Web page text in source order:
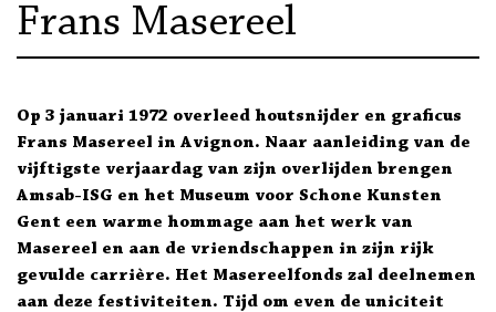
Frans Masereel
Op 3 januari 1972 overleed houtsnijder en graficus
Frans Masereel in Avignon. Naar aanleiding van de
vijftigste verjaardag van zijn overlijden brengen
Amsab-ISG en het Museum voor Schone Kunsten
Gent een warme hommage aan het werk van
Masereel en aan de vriendschappen in zijn rijk
gevulde carrière. Het Masereelfonds zal deelnemen
aan deze festiviteiten. Tijd om even de uniciteit